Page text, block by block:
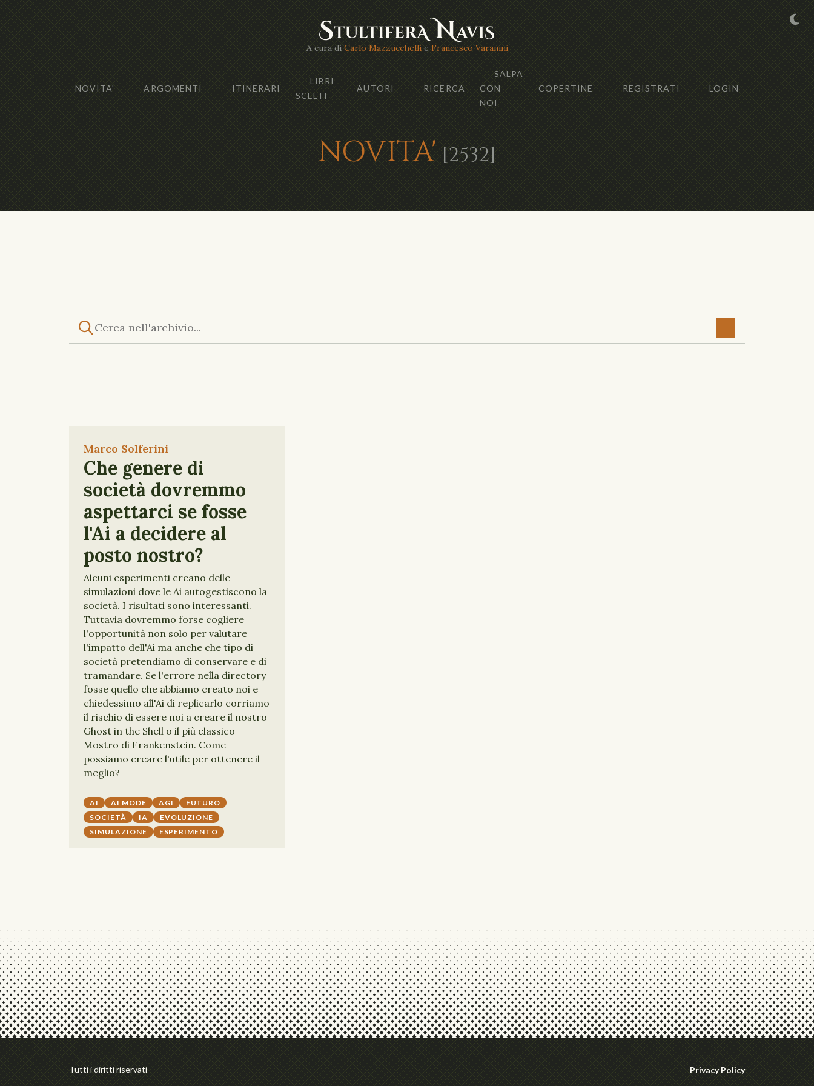
A cura di Carlo Mazzucchellie Francesco Varanini
NOVITA' ARGOMENTI ITINERARI
LIBRI
SCELTI
AUTORI RICERCA
SALPA
CON
NOI
COPERTINE REGISTRATI LOGIN
NOVITA' [2532]
Marco Solferini
Che genere di
società dovremmo
aspettarci se fosse
l'Ai a decidere al
posto nostro?
Alcuni esperimenti creano delle
simulazioni dove le Ai autogestiscono la
società. I risultati sono interessanti.
Tuttavia dovremmo forse cogliere
l'opportunità non solo per valutare
l'impatto dell'Ai ma anche che tipo di
società pretendiamo di conservare e di
tramandare. Se l'errore nella directory
fosse quello che abbiamo creato noi e
chiedessimo all'Ai di replicarlo corriamo
il rischio di essere noi a creare il nostro
Ghost in the Shell o il più classico
Mostro di Frankenstein. Come
possiamo creare l'utile per ottenere il
meglio?
AI AI MODE AGI
FUTURO
SOCIETÀ
IA
EVOLUZIONE
SIMULAZIONE
ESPERIMENTO
Tutti i diritti riservati Privacy Policy